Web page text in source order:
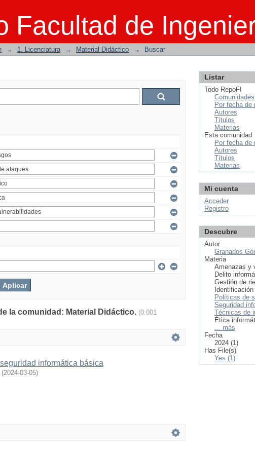
Facultad de
→ 1. Licenciatura → Material Didáctico → Buscar
la comunidad: Material Didáctico. (0.001
informática básica
(2024-03-05)
Listar
Todo RepoFI
Por fecha de
Autores
Títulos
Materias
Esta comunidad
Por fecha de
Autores
Títulos
Materias
Mi cuenta
Acceder
Registro
Descubre
Autor
Granados
Materia
Amenazas y
Delito
Gestión de
Políticas de
Seguridad
Técnicas de
Ética
... más
Fecha
2024 (1)
Has File(s)
Yes (1)